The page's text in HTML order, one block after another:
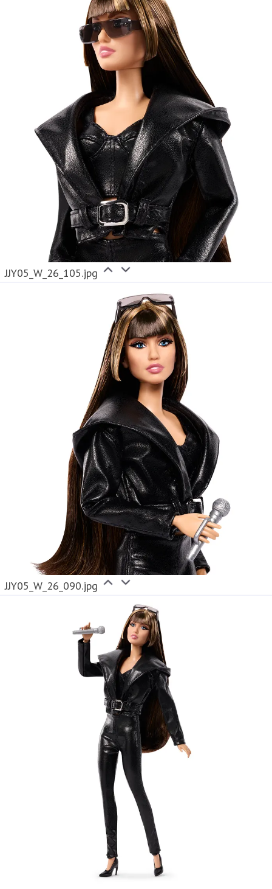
JJY05_W_26_105.jpg
JJY05_W_26_090.jpg